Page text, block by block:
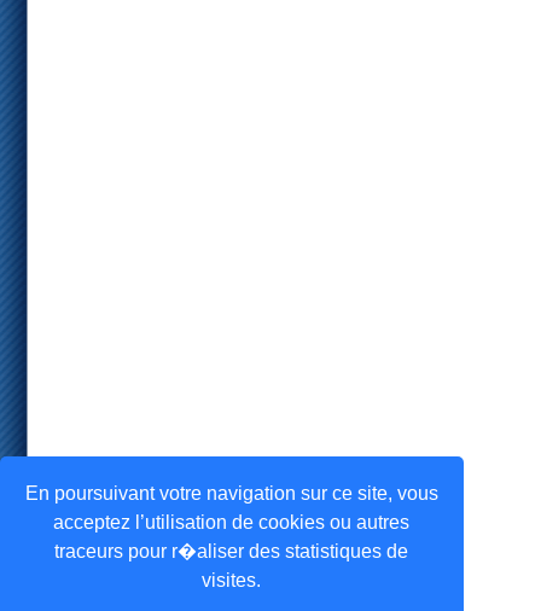
En poursuivant votre navigation sur ce site, vous
acceptez l’utilisation de cookies ou autres
traceurs pour r�aliser des statistiques de
visites.